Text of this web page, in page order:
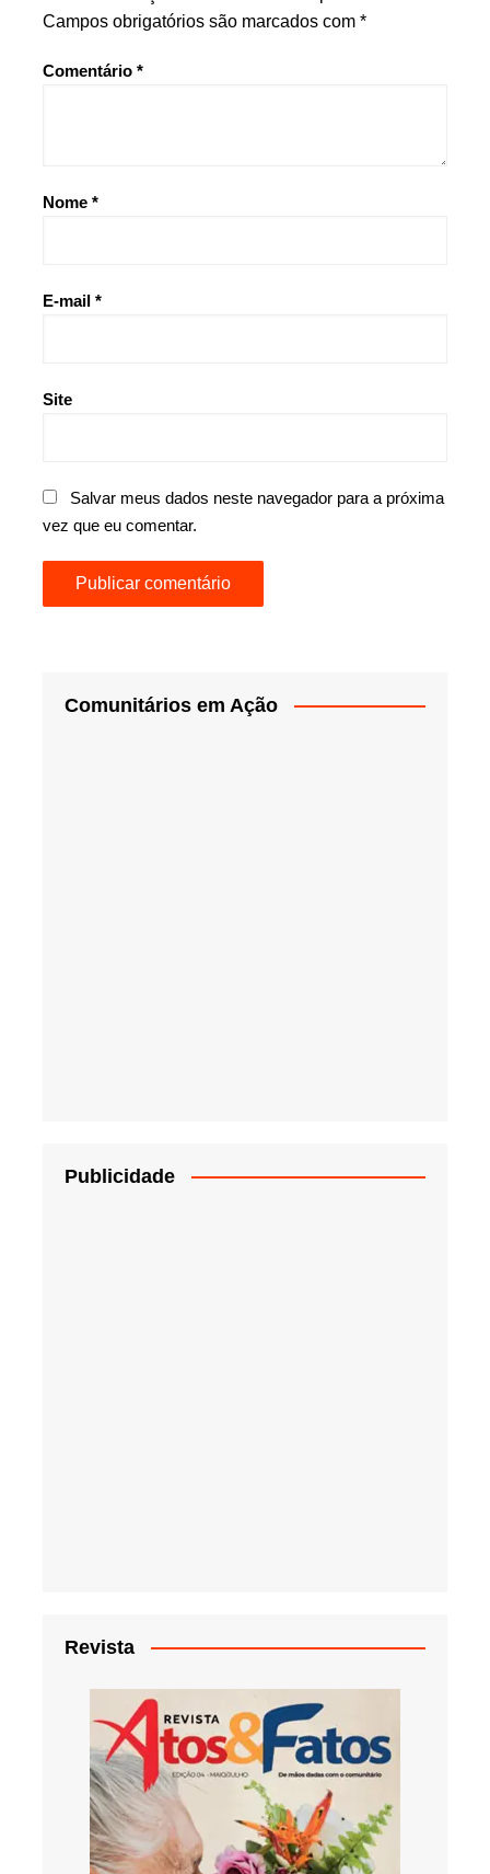
Campos obrigatórios são marcados com *
Comentário *
Nome *
E-mail *
Site
Salvar meus dados neste navegador para a próxima
vez que eu comentar.
Comunitários em Ação
Publicidade
Revista